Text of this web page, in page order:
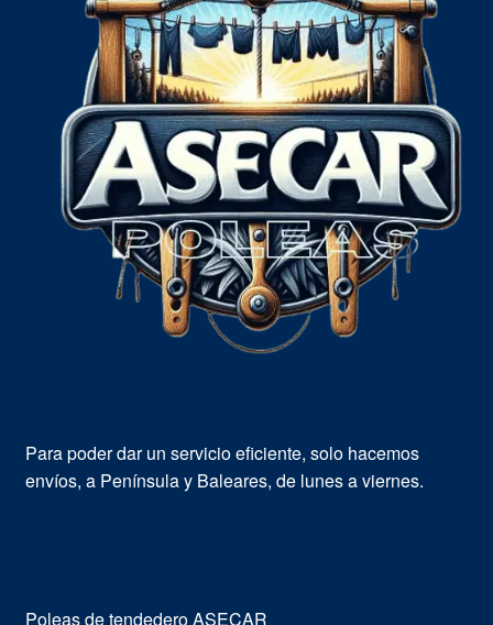
Para poder dar un servicio eficiente, solo hacemos
envíos, a Península y Baleares, de lunes a viernes.
Poleas de tendedero ASECAR